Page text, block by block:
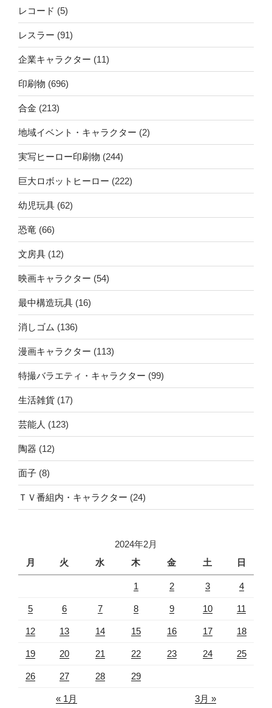
レコード (5)
レスラー (91)
企業キャラクター (11)
印刷物 (696)
合金 (213)
地域イベント・キャラクター (2)
実写ヒーロー印刷物 (244)
巨大ロボットヒーロー (222)
幼児玩具 (62)
恐竜 (66)
文房具 (12)
映画キャラクター (54)
最中構造玩具 (16)
消しゴム (136)
漫画キャラクター (113)
特撮バラエティ・キャラクター (99)
生活雑貨 (17)
芸能人 (123)
陶器 (12)
面子 (8)
ＴＶ番組内・キャラクター (24)
2024年2月
月
火 水 木 金 土 日
« 1月 3月 »
1 2 3 4
5 6 7 8 9 10 11
12 13 14 15 16 17 18
19 20 21 22 23 24 25
26 27 28 29